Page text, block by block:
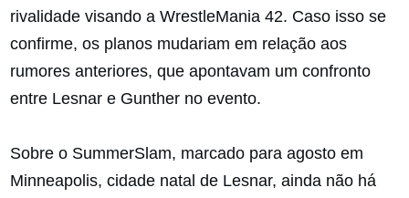
rivalidade visando a WrestleMania 42. Caso isso se
confirme, os planos mudariam em relação aos
rumores anteriores, que apontavam um confronto
entre Lesnar e Gunther no evento.
Sobre o SummerSlam, marcado para agosto em
Minneapolis, cidade natal de Lesnar, ainda não há